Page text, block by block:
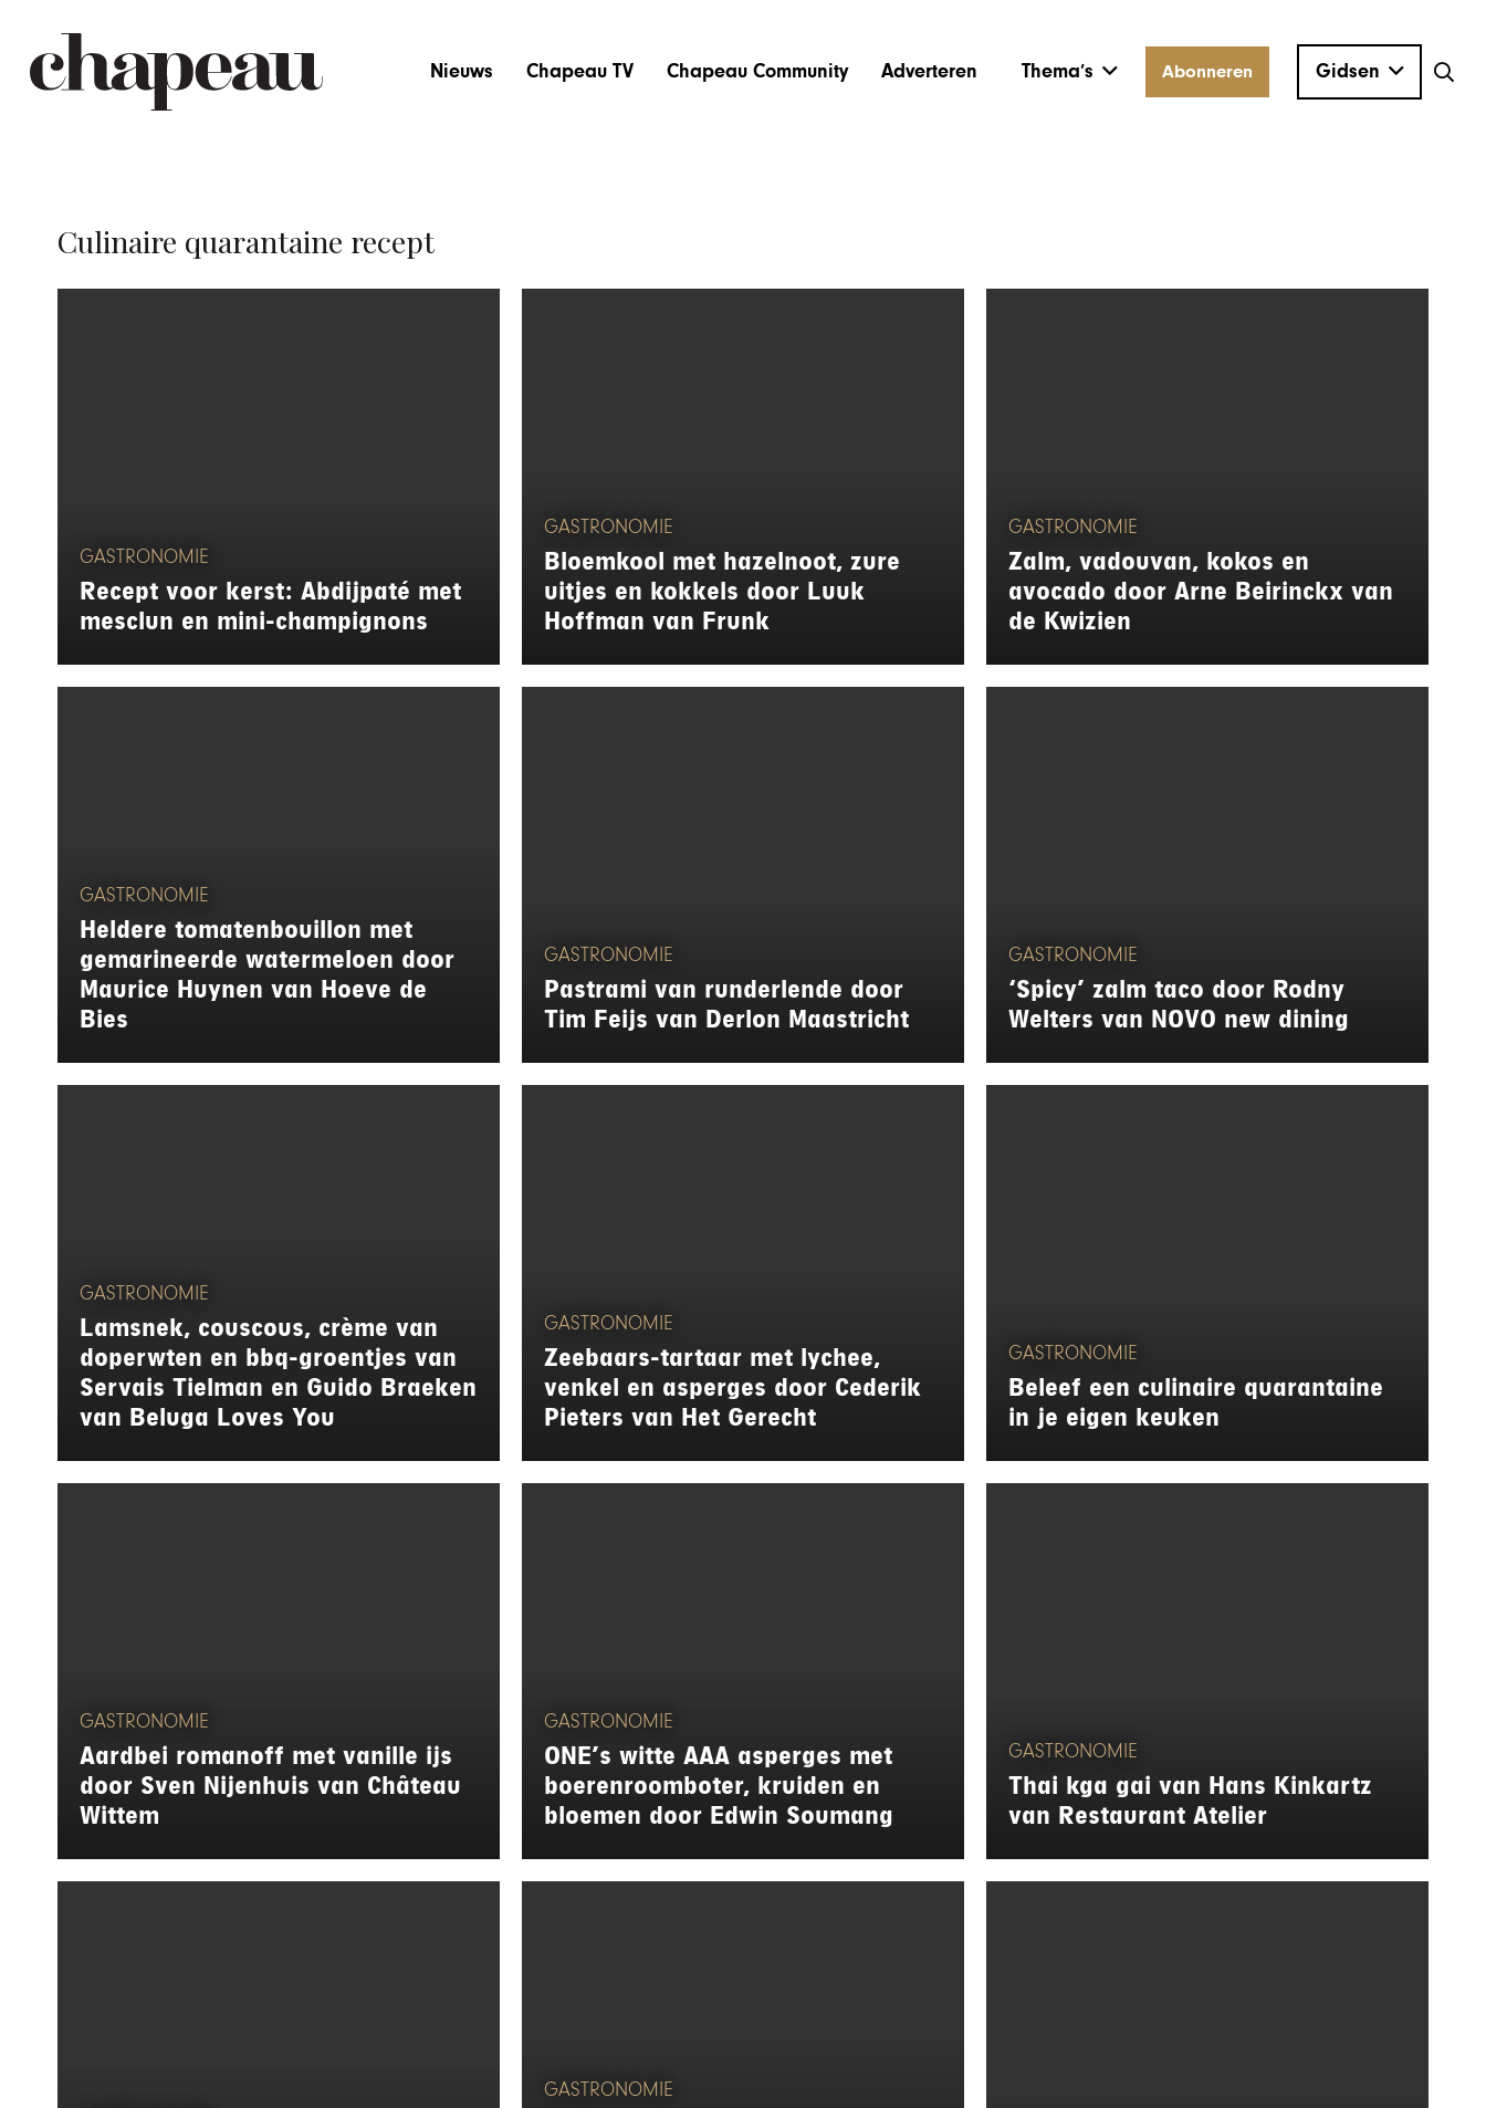
Nieuws Chapeau TV Chapeau Community Adverteren Thema’s Abonneren Gidsen
Culinaire quarantaine recept
GASTRONOMIE
Recept voor kerst: Abdijpaté met
mesclun en mini-champignons
GASTRONOMIE
Bloemkool met hazelnoot, zure
uitjes en kokkels door Luuk
Hoffman van Frunk
GASTRONOMIE
Zalm, vadouvan, kokos en
avocado door Arne Beirinckx van
de Kwizien
GASTRONOMIE
Heldere tomatenbouillon met
gemarineerde watermeloen door
Maurice Huynen van Hoeve de
Bies
GASTRONOMIE
Pastrami van runderlende door
Tim Feijs van Derlon Maastricht
GASTRONOMIE
‘Spicy’ zalm taco door Rodny
Welters van NOVO new dining
GASTRONOMIE
Lamsnek, couscous, crème van
doperwten en bbq-groentjes van
Servais Tielman en Guido Braeken
van Beluga Loves You
GASTRONOMIE
Zeebaars-tartaar met lychee,
venkel en asperges door Cederik
Pieters van Het Gerecht
GASTRONOMIE
Beleef een culinaire quarantaine
in je eigen keuken
GASTRONOMIE
Aardbei romanoff met vanille ijs
door Sven Nijenhuis van Château
Wittem
GASTRONOMIE
ONE’s witte AAA asperges met
boerenroomboter, kruiden en
bloemen door Edwin Soumang
GASTRONOMIE
Thai kga gai van Hans Kinkartz
van Restaurant Atelier
GASTRONOMIE